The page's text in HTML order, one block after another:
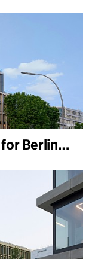
B-One, New Office Building for Berlin Hyp